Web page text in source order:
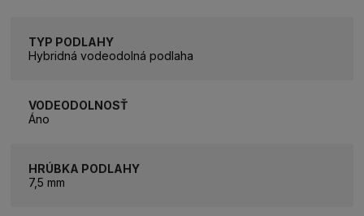
TYP PODLAHY
Hybridná vodeodolná podlaha
VODEODOLNOSŤ
Áno
HRÚBKA PODLAHY
7,5 mm